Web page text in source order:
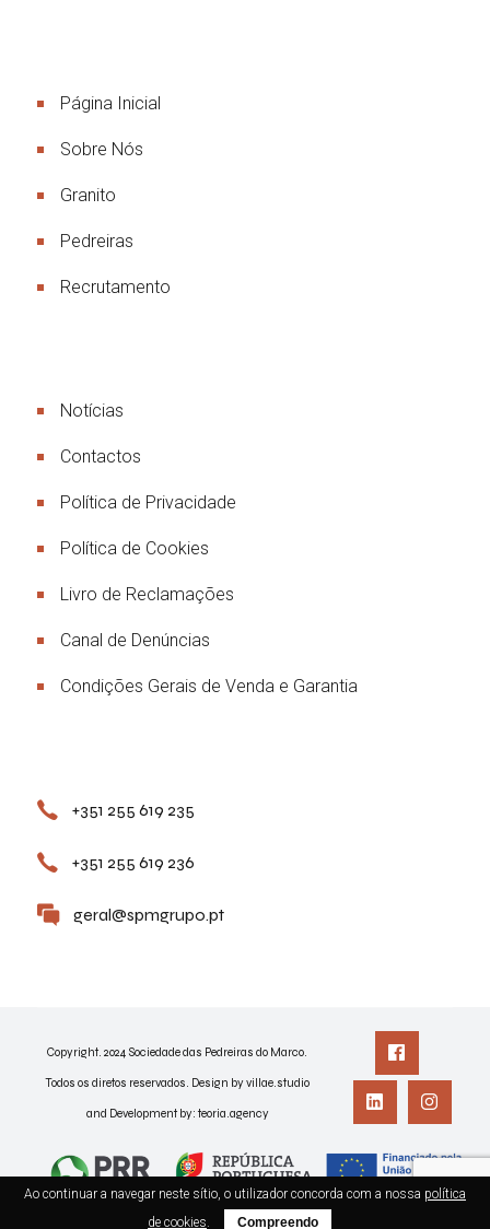
Página Inicial
Sobre Nós
Granito
Pedreiras
Recrutamento
Notícias
Contactos
Política de Privacidade
Política de Cookies
Livro de Reclamações
Canal de Denúncias
Condições Gerais de Venda e Garantia
+351 255 619 235
+351 255 619 236
geral@spmgrupo.pt
Copyright. 2024 Sociedade das Pedreiras do Marco.
Todos os diretos reservados. Design by villae.studio
and Development by: teoria.agency
Ao continuar a navegar neste sítio, o utilizador concorda com a nossa política
de cookies. Compreendo